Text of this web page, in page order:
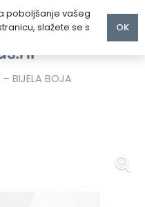
ZEN MSZ-
BIJELA BOJA
poboljšanje vašeg
slažete se s
OK